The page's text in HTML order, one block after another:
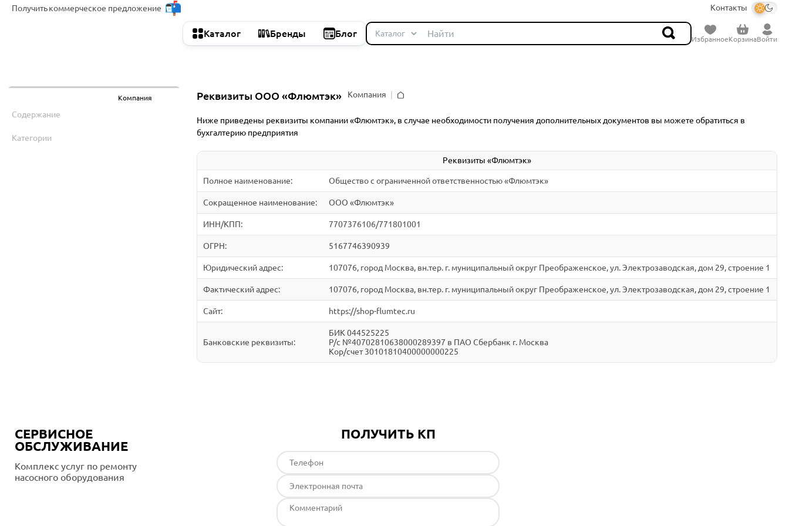
Получитькоммерческое предложение Контакты
Каталог Бренды Блог
ИзбранноеКорзинаВойти
Компания
Содержание
Категории
Реквизиты ООО «Флюмтэк»
Компания
Ниже приведены реквизиты компании «Флюмтэк», в случае необходимости получения дополнительных документов вы можете обратиться в
бухгалтерию предприятия
Реквизиты «Флюмтэк»
Полное наименование: Общество с ограниченной ответственностью «Флюмтэк»
Сокращенное наименование: ООО «Флюмтэк»
ИНН/КПП: 7707376106/771801001
ОГРН: 5167746390939
Юридический адрес: 107076, город Москва, вн.тер. г. муниципальный округ Преображенское, ул. Электрозаводская, дом 29, строение 1
Фактический адрес: 107076, город Москва, вн.тер. г. муниципальный округ Преображенское, ул. Электрозаводская, дом 29, строение 1
Сайт: https://shop-flumtec.ru
Банковские реквизиты:
БИК 044525225
Р/с №40702810638000289397 в ПАО Сбербанк г. Москва
Кор/счет 30101810400000000225
СЕРВИСНОЕ
ОБСЛУЖИВАНИЕ
Комплекс услуг по ремонту
насосного оборудования
ПОЛУЧИТЬ КП